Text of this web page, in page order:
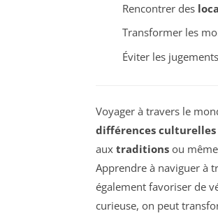
Rencontrer des
Transformer les
Éviter les
Voyager à travers le
différences culturelles
aux traditions ou
Apprendre à naviguer à
également favoriser de
curieuse, on peut